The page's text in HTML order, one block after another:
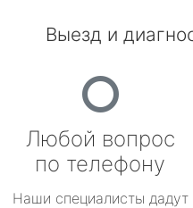
Выезд и
Любой вопрос
по телефону
Наши специалисты дадут